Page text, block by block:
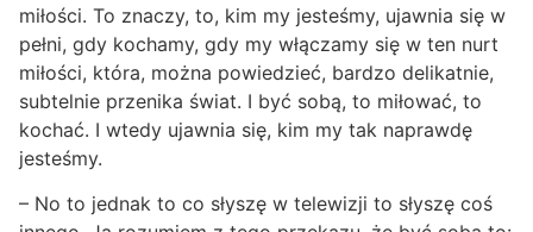
miłości. To znaczy, to, kim my jesteśmy, ujawnia się w
pełni, gdy kochamy, gdy my włączamy się w ten nurt
miłości, która, można powiedzieć, bardzo delikatnie,
subtelnie przenika świat. I być sobą, to miłować, to
kochać. I wtedy ujawnia się, kim my tak naprawdę
jesteśmy.
– No to jednak to co słyszę w telewizji to słyszę coś